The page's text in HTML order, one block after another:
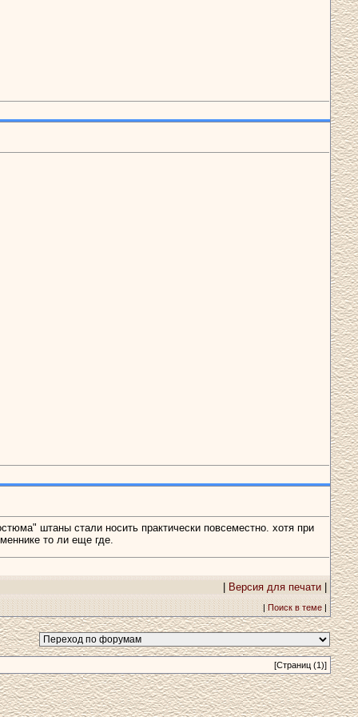
штаны стали носить практически повсеместно. хотя при
то ли еще где.
Версия для печати
|Поиск в теме|
[Страниц (1)]